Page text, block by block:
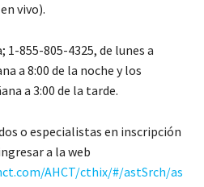
vivo).
855-805-4325, de lunes a
a 8:00 de la noche y los
a 3:00 de la tarde.
o especialistas en inscripción
a la web
AHCT/cthix/#/astSrch/as